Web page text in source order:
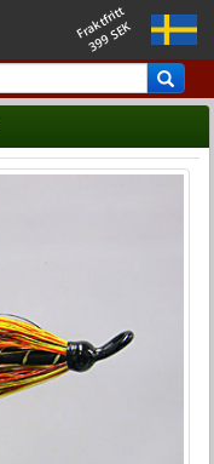
Fraktfritt
399 SEK